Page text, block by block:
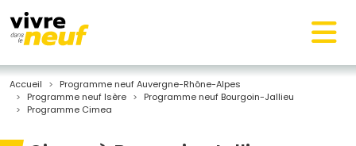
Accueil
Programme neuf Auvergne-Rhône-Alpes
Programme neuf Isère
Programme neuf Bourgoin-Jallieu
Programme Cimea